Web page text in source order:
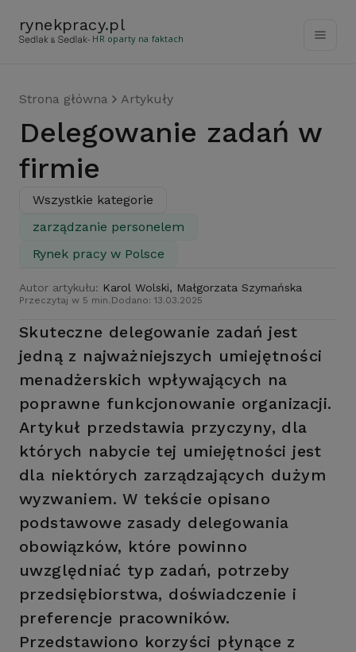
rynekpracy.pl
- HR oparty na faktach
Strona główna Artykuły
Delegowanie zadań w
firmie
Wszystkie kategorie
zarządzanie personelem
Rynek pracy w Polsce
Autor artykułu: Karol Wolski, Małgorzata Szymańska
Przeczytaj w 5 min. Dodano: 13.03.2025
Skuteczne delegowanie zadań jest
jedną z najważniejszych umiejętności
menadżerskich wpływających na
poprawne funkcjonowanie organizacji.
Artykuł przedstawia przyczyny, dla
których nabycie tej umiejętności jest
dla niektórych zarządzających dużym
wyzwaniem. W tekście opisano
podstawowe zasady delegowania
obowiązków, które powinno
uwzględniać typ zadań, potrzeby
przedsiębiorstwa, doświadczenie i
preferencje pracowników.
Przedstawiono korzyści płynące z